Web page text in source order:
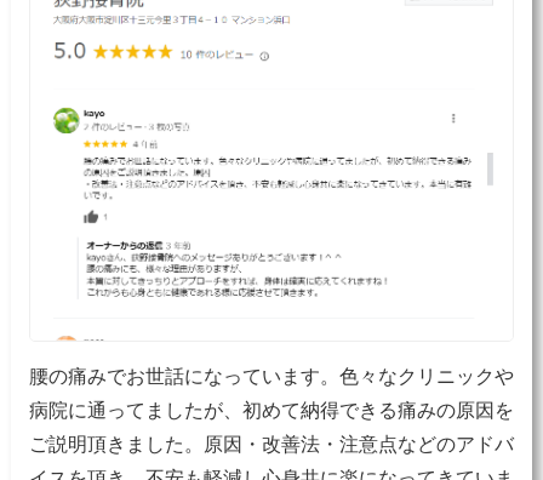
腰の痛みでお世話になっています。色々なクリニックや
病院に通ってましたが、初めて納得できる痛みの原因を
ご説明頂きました。原因・改善法・注意点などのアドバ